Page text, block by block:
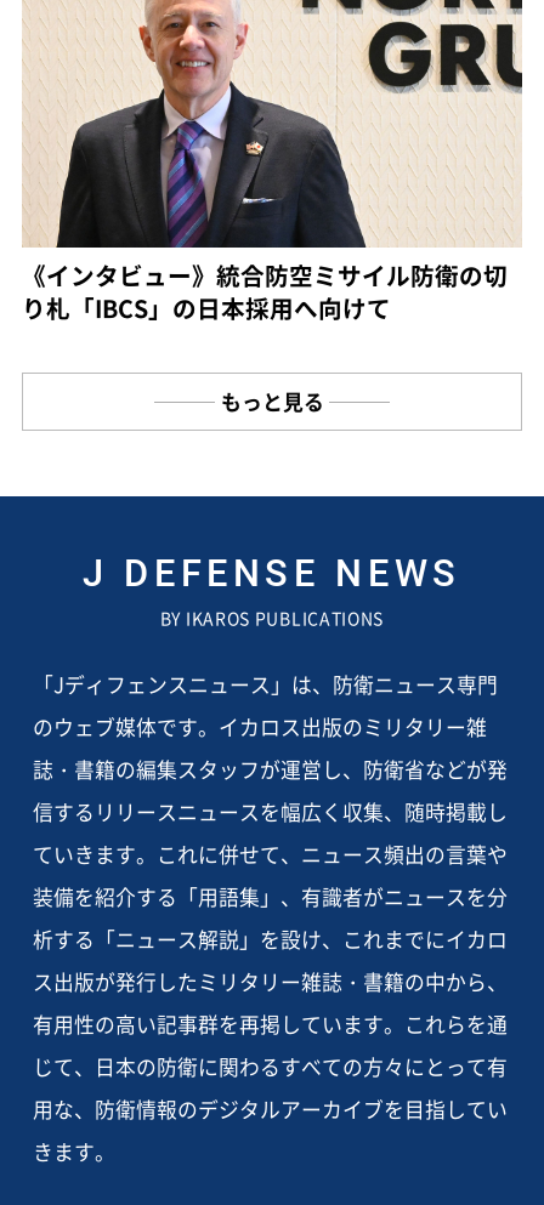
《インタビュー》統合防空ミサイル防衛の切
り札「IBCS」の日本採用へ向けて
もっと見る
J DEFENSE NEWS
BY IKAROS PUBLICATIONS
「Jディフェンスニュース」は、防衛ニュース専門
のウェブ媒体です。イカロス出版のミリタリー雑
誌・書籍の編集スタッフが運営し、防衛省などが発
信するリリースニュースを幅広く収集、随時掲載し
ていきます。これに併せて、ニュース頻出の言葉や
装備を紹介する「用語集」、有識者がニュースを分
析する「ニュース解説」を設け、これまでにイカロ
ス出版が発行したミリタリー雑誌・書籍の中から、
有用性の高い記事群を再掲しています。これらを通
じて、日本の防衛に関わるすべての方々にとって有
用な、防衛情報のデジタルアーカイブを目指してい
きます。